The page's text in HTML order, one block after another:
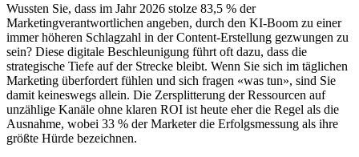
Wussten Sie, dass im Jahr 2026 stolze 83,5 % der
Marketingverantwortlichen angeben, durch den KI-Boom zu einer
immer höheren Schlagzahl in der Content-Erstellung gezwungen zu
sein? Diese digitale Beschleunigung führt oft dazu, dass die
strategische Tiefe auf der Strecke bleibt. Wenn Sie sich im täglichen
Marketing überfordert fühlen und sich fragen «was tun», sind Sie
damit keineswegs allein. Die Zersplitterung der Ressourcen auf
unzählige Kanäle ohne klaren ROI ist heute eher die Regel als die
Ausnahme, wobei 33 % der Marketer die Erfolgsmessung als ihre
größte Hürde bezeichnen.